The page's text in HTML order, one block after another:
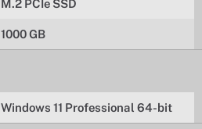
M.2 PCIe SSD
1000 GB
Windows 11 Professional 64-bit